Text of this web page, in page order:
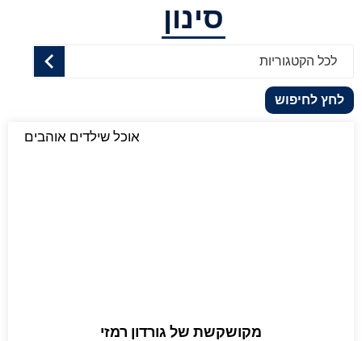
סינון
לכל הקטגוריות
לחץ לחיפוש
אוכל שילדים אוהבים
מקושקשת של גורדון רמזי